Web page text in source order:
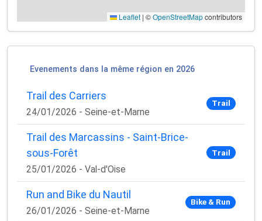
×
🚴‍♂️ Rejoignez la communauté des coureurs
et triathlètes passionnés
Rejoignez des milliers de sportifs passionnés et
recevez chaque mois :
✅ Des conseils d'entraînement exclusifs
✅ Des astuces de pros pour progresser plus vite
Leaflet | ©OpenStreetMapcontributors
Evenements dans la même région en 2026
Trail des Carriers
24/01/2026 - Seine-et-Marne
Trail
Trail des Marcassins - Saint-Brice-
sous-Forêt
25/01/2026 - Val-d'Oise
Trail
Run and Bike du Nautil
26/01/2026 - Seine-et-Marne
Bike & Run